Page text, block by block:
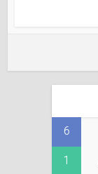
6
1